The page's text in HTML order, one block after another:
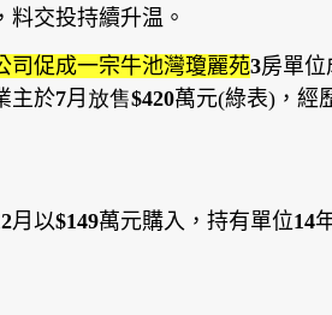
料交投持續升温。
司促成一宗牛池灣瓊麗苑3房單位
主於7月 放售$420萬元(綠表)，經
月以$149萬元購入 ，持有單位14